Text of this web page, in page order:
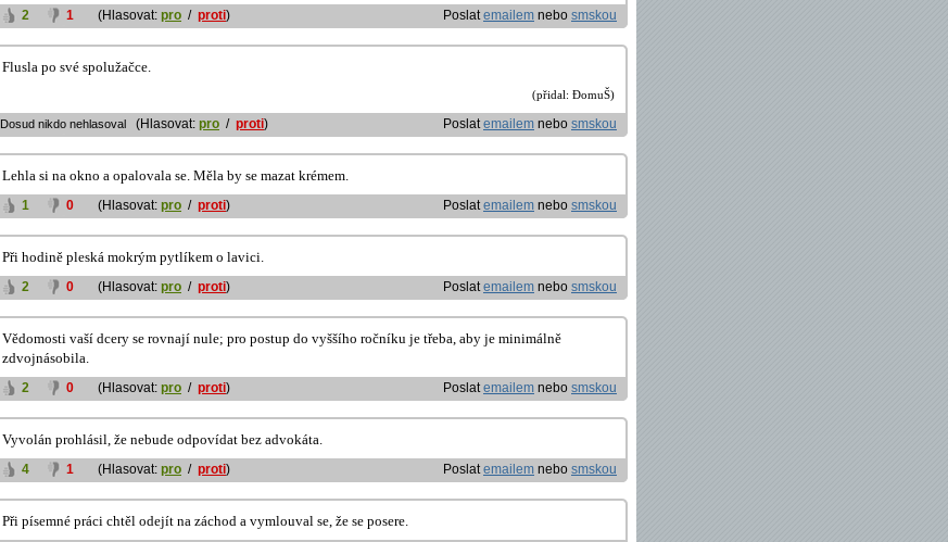
2 1 (Hlasovat: pro / proti) Poslatemailem nebo smskou
Flusla po své spolužačce.
(přidal: ĐomuŠ)
Dosud nikdo nehlasoval (Hlasovat: pro / proti) Poslatemailem nebo smskou
Lehla si na okno a opalovala se. Měla by se mazat krémem.
1 0 (Hlasovat: pro / proti) Poslatemailem nebo smskou
Při hodině pleská mokrým pytlíkem o lavici.
2 0 (Hlasovat: pro / proti) Poslatemailem nebo smskou
Vědomosti vaší dcery se rovnají nule; pro postup do vyššího ročníku je třeba, aby je minimálně
zdvojnásobila.
2 0 (Hlasovat: pro / proti) Poslatemailem nebo smskou
Vyvolán prohlásil, že nebude odpovídat bez advokáta.
4 1 (Hlasovat: pro / proti) Poslatemailem nebo smskou
Při písemné práci chtěl odejít na záchod a vymlouval se, že se posere.